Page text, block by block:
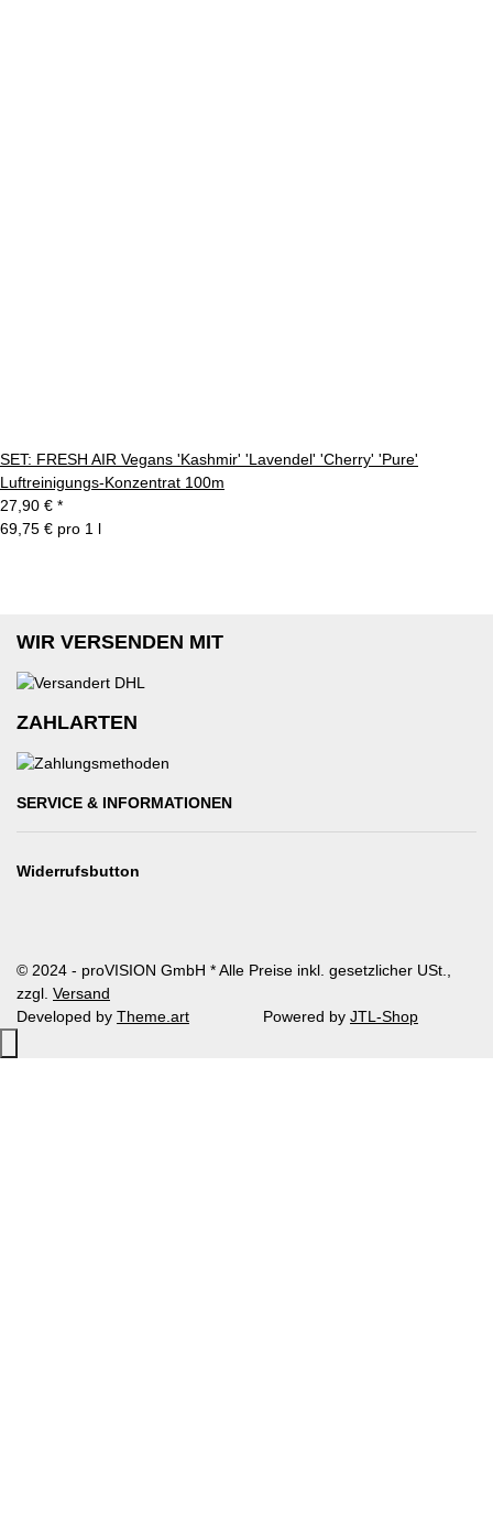
SET: FRESH AIR Vegans 'Kashmir' 'Lavendel' 'Cherry' 'Pure'
Luftreinigungs-Konzentrat 100m
27,90 € *
69,75 € pro 1 l
WIR VERSENDEN MIT
ZAHLARTEN
SERVICE & INFORMATIONEN
Widerrufsbutton
© 2024 - proVISION GmbH * Alle Preise inkl. gesetzlicher USt.,
zzgl. Versand
Developed by Theme.art Powered by JTL-Shop